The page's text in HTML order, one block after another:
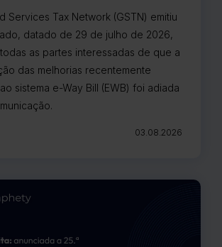
Services Tax Network (GSTN) emitiu
datado de 29 de julho de 2026,
as partes interessadas de que a
das melhorias recentemente
sistema e-Way Bill (EWB) foi adiada
03.08.2026